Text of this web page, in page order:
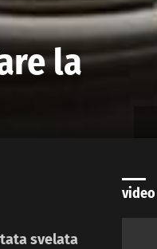
la
svelata
video